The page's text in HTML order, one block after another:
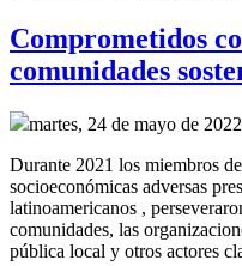
Comprometidos
comunidades
martes, 24 de mayo de 2022
Durante 2021 los miembros
socioeconómicas adversas
latinoamericanos ,
comunidades, las
pública local y otros actores